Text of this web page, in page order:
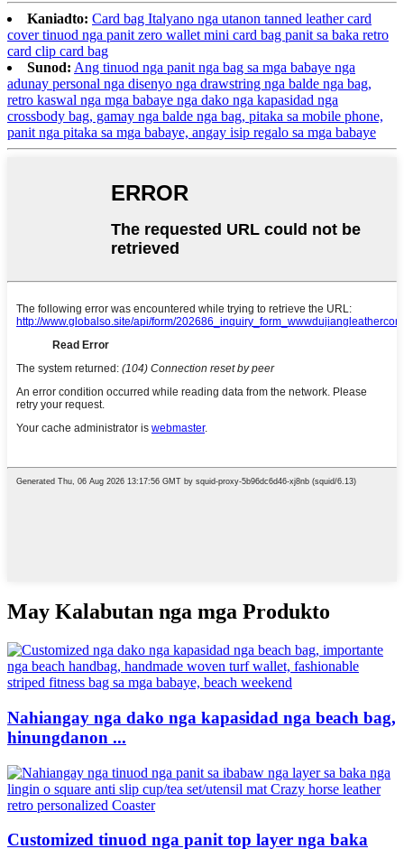
Kaniadto: Card bag Italyano nga utanon tanned leather card
cover tinuod nga panit zero wallet mini card bag panit sa baka retro
card clip card bag
Sunod: Ang tinuod nga panit nga bag sa mga babaye nga
adunay personal nga disenyo nga drawstring nga balde nga bag,
retro kaswal nga mga babaye nga dako nga kapasidad nga
crossbody bag, gamay nga balde nga bag, pitaka sa mobile phone,
panit nga pitaka sa mga babaye, angay isip regalo sa mga babaye
May Kalabutan nga mga Produkto
Nahiangay nga dako nga kapasidad nga beach bag,
hinungdanon ...
Customized tinuod nga panit top layer nga baka